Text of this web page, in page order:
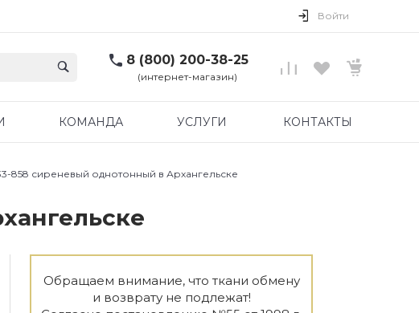
Войти
8 (800) 200-38-25
(интернет-магазин)
КОМАНДА УСЛУГИ КОНТАКТЫ
858 сиреневый однотонный в Архангельске
Обращаем внимание, что ткани обмену
и возврату не подлежат!